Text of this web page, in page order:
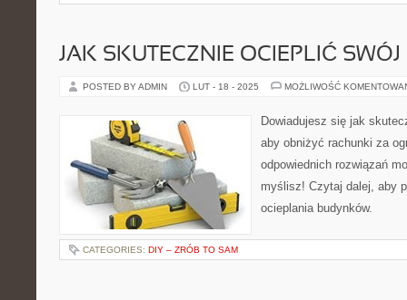
JAK SKUTECZNIE OCIEPLIĆ
POSTED BY ADMIN LUT - 18 - 2025 MOŻLIWOŚĆ
Dowiadujesz się jak
aby obniżyć rachunki za
odpowiednich rozwiązań
myślisz! Czytaj dalej, aby
ocieplania budynków.
CATEGORIES: DIY – ZRÓB TO SAM